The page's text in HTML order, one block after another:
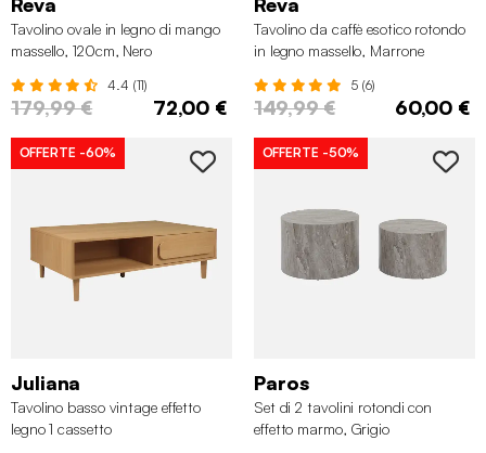
Tavolino ovale in legno di mango
massello, 120cm, Nero
4.4 (11)
179,99 € 72,00 €
Tavolino da caffè esotico rotondo
in legno massello, Marrone
5 (6)
149,99 € 60,00 €
OFFERTE -60%
Juliana
Tavolino basso vintage effetto
legno 1 cassetto
OFFERTE -50%
Paros
Set di 2 tavolini rotondi con
effetto marmo, Grigio